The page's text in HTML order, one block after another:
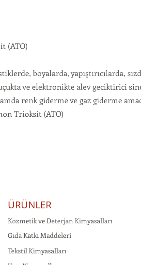
(ATO)
boyalarda, yapıştırıcılarda,
ve elektronikte alev geciktirici
renk giderme ve gaz giderme
Trioksit (ATO)
ÜRÜNLER
Kozmetik ve Deterjan Kimyasalları
Gıda Katkı Maddeleri
Tekstil Kimyasalları